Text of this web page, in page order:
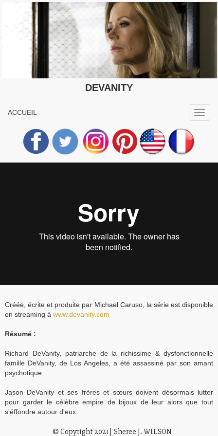
DEVANITY
ACCUEIL
Créée, écrite et produite par Michael Caruso, la série est disponible
en streaming à www.devanity.com
Résumé :
Richard DeVanity, patriarche de la richissime & dysfonctionnelle
famille DeVanity, de Los Angeles, a été assassiné par son amant
psychotique.
Jason DeVanity et ses frères et sœurs doivent désormais lutter
pour garder le célèbre empire de bijoux de leur alors que tout
s'éffondre autour d'eux.
© Copyright 2021 Sheree J. WILSON